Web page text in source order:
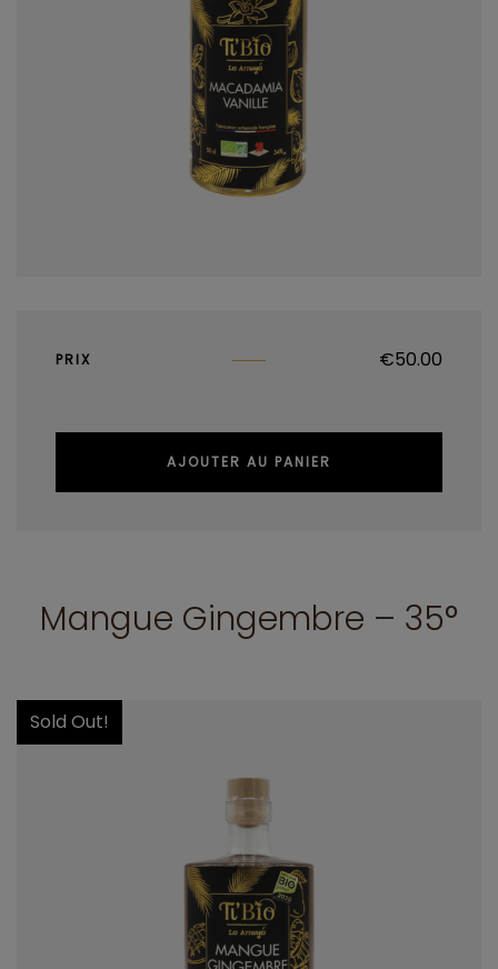
PRIX €50.00
AJOUTER AU PANIER
Mangue Gingembre – 35°
Sold Out!